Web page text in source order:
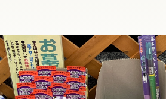
お仏壇を探す
お位牌を探す
仏具を探す
お墓をつくる
TOP